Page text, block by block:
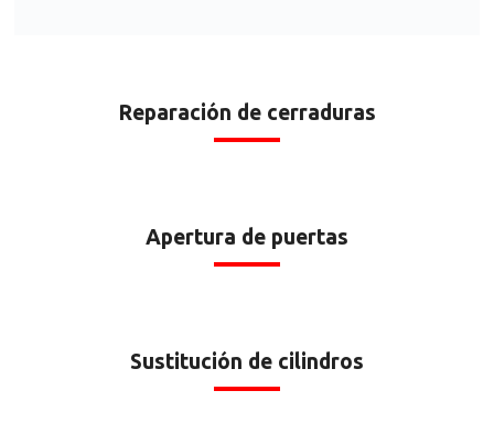
Reparación de cerraduras
Apertura de puertas
Sustitución de cilindros